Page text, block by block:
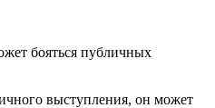
бояться публичных
выступления, он может